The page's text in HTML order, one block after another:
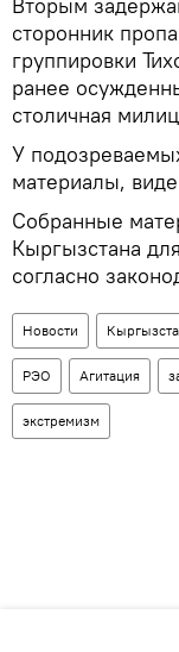
сторонник
группировки
ранее
столичная
У
материалы,
Собранные
Кыргызстана
согласно
Новости
РЭО Агитация
экстремизм